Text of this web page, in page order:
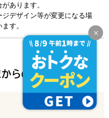
あります。
ジデザイン等が変更になる場
す。
らの声